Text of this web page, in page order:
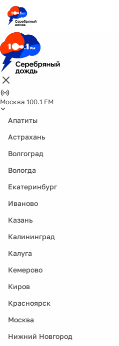
Москва 100.1 FM
Апатиты
Астрахань
Волгоград
Вологда
Екатеринбург
Иваново
Казань
Калининград
Калуга
Кемерово
Киров
Красноярск
Москва
Нижний Новгород